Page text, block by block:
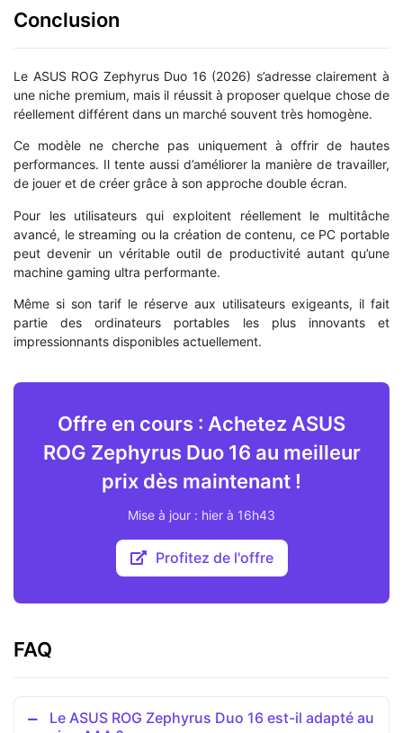
Conclusion
Le ASUS ROG Zephyrus Duo 16 (2026) s’adresse clairement à
une niche premium, mais il réussit à proposer quelque chose de
réellement différent dans un marché souvent très homogène.
Ce modèle ne cherche pas uniquement à offrir de hautes
performances. Il tente aussi d’améliorer la manière de travailler,
de jouer et de créer grâce à son approche double écran.
Pour les utilisateurs qui exploitent réellement le multitâche
avancé, le streaming ou la création de contenu, ce PC portable
peut devenir un véritable outil de productivité autant qu’une
machine gaming ultra performante.
Même si son tarif le réserve aux utilisateurs exigeants, il fait
partie des ordinateurs portables les plus innovants et
impressionnants disponibles actuellement.
Offre en cours : Achetez ASUS
ROG Zephyrus Duo 16 au meilleur
prix dès maintenant !
Mise à jour : hier à 16h43
Profitez de l'offre
FAQ
Le ASUS ROG Zephyrus Duo 16 est-il adapté au